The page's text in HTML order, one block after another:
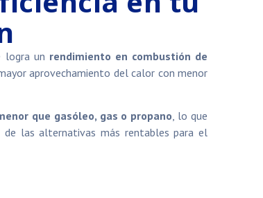
logra un rendimiento en combustión de
aprovechamiento del calor con menor
que gasóleo, gas o propano, lo que
las alternativas más rentables para el